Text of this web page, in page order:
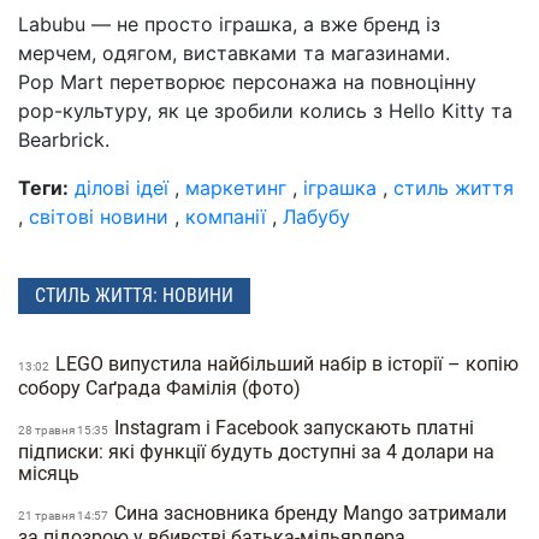
Labubu — не просто іграшка, а вже бренд із
мерчем, одягом, виставками та магазинами.
Pop Mart перетворює персонажа на повноцінну
pop-культуру, як це зробили колись з Hello Kitty та
Bearbrick.
Теги: ділові ідеї, маркетинг , іграшка , стиль життя
, світові новини , компанії, Лабубу
СТИЛЬ ЖИТТЯ: НОВИНИ
13:02
LEGO випустила найбільший набір в історії – копію
собору Саґрада Фамілія (фото)
28 травня 15:35 Instagram і Facebook запускають платні
підписки: які функції будуть доступні за 4 долари на
місяць
21 травня 14:57
Сина засновника бренду Mango затримали